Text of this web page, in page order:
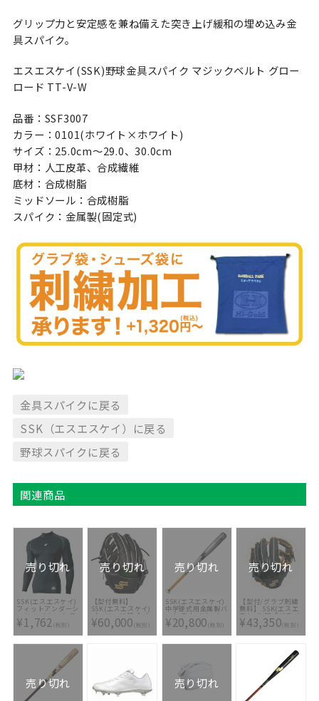
グリップ力と安定感を兼ね備えた突き上げ緩和の埋め込み金
具スパイク。
エスエスケイ(SSK)野球金具スパイク マジックベルト グロー
ロード TT-V-W
品番：SSF3007
カラー：0101(ホワイト×ホワイト)
サイズ：25.0cm〜29.0、30.0cm
甲材：人工皮革、合成繊維
底材：合成樹脂
ミッドソール：合成樹脂
スパイク：金属製(固定式)
金具スパイクに戻る
SSK（エスエスケイ）に戻る
野球スパイクに戻る
関連商品
売り切れ
SSK(エスエスケイ)
フィットアンダーシ
ャツ ハイネック 長
袖 SCB019HL-90
¥1,762 (税別)
売り切れ
【型付無料】
SSK(エスエスケイ)
プロエッジ 硬式 オ
ーダーグラブ スポ
コバオリジナル
PEO866GKE プロ
¥60,000(税別)
売り切れ
SSK(エスエスケイ)
中学硬式用金属製バ
ット スカイビート
31K-LF JH
SBB2004-9690
¥20,800(税別)
売り切れ
【型付/グラブ刺繍
無料】 SSK(エスエ
スケイ) 硬式グラブ
プロエッジ 内野手
用 PEK3455L21-
9047 [ 型付け無料
所無料(単色のみ)※
縁取り・影付きの場
合、1ヶ所+3300円
¥43,350(税別)
売り切れ 売り切れ